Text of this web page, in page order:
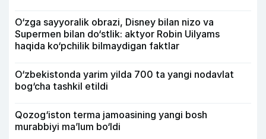
O‘zga sayyoralik obrazi, Disney bilan nizo va
Supermen bilan do‘stlik: aktyor Robin Uilyams
haqida ko‘pchilik bilmaydigan faktlar
O‘zbekistonda yarim yilda 700 ta yangi nodavlat
bog‘cha tashkil etildi
Qozog‘iston terma jamoasining yangi bosh
murabbiyi ma’lum bo‘ldi